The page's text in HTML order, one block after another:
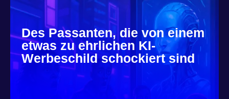
Des Passanten, die von einem
etwas zu ehrlichen KI-
Werbeschild schockiert sind